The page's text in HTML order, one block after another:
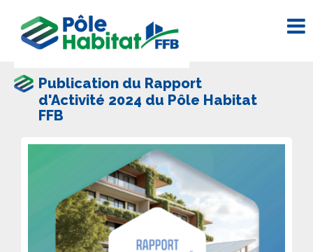
Publication du Rapport
d'Activité 2024 du Pôle Habitat
FFB